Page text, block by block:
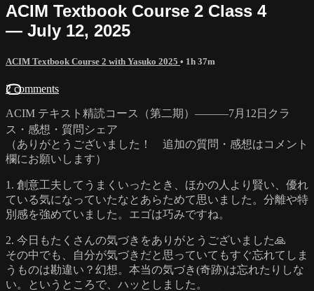
ACIM Textbook Course 2 Class 4
— July 12, 2025
ACIM Textbook Course 2 with Yasuko 2025 • 1h 37m
2 comments
ACIM テキスト精読コース（第二期）―――7月12日クラ
ス・感想・質問シェア
（ありがとうございました！ 追加の質問・感想はコメント
欄にお願いします）
1. 創意工夫してうまくいったとき、ほかの人より賢い、優れ
ている気になっていたなとあらためて思いました。分離や特
別感を強めていました。エゴは巧みですね。
2. 今日もたくさんの気づきをありがとうございました🙏
その中でも、自分が気づきだと思っていてもすぐ忘れてしま
うものは勘違い？幻想。本当の気づき(奇跡)は忘れたりしな
い。というところで、ハッとしました。